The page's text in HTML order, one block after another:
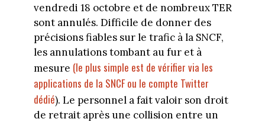
vendredi 18 octobre et de nombreux TER
sont annulés. Difficile de donner des
précisions fiables sur le trafic à la SNCF,
les annulations tombant au fur et à
mesure (le plus simple est de vérifier via les
applications de la SNCF ou le compte Twitter
dédié). Le personnel a fait valoir son droit
de retrait après une collision entre un